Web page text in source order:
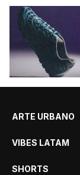
ARTE URBANO
VIBES LATAM
SHORTS